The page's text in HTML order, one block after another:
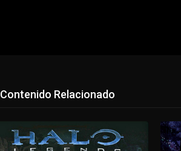
Contenido Relacionado